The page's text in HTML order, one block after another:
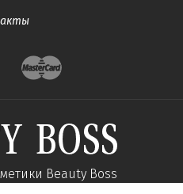
Beauty Boss